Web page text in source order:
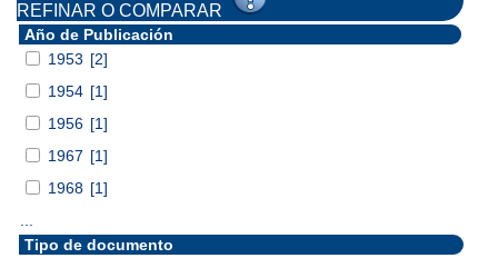
REFINAR O COMPARAR
Año de Publicación
1953 [2]
1954 [1]
1956 [1]
1967 [1]
1968 [1]
Tipo de documento